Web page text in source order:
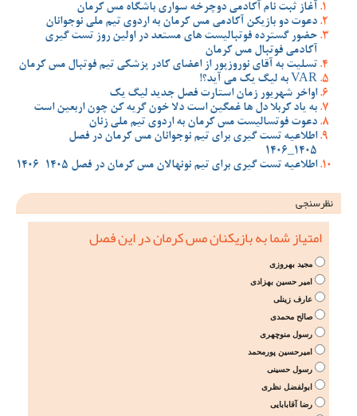
آغاز ثبت نام آکادمی دوچرخه سواری باشگاه مس کرمان
دعوت دو بازیکن آکادمی مس کرمان به اردوی تیم ملی نوجوانان
حضور گسترده فوتبالیست های مستعد در اولین روز تست گیری
آکادمی فوتبال مس کرمان
تسلیت به آقای نوروزپور از اعضای کادر پزشکی تیم فوتبال مس کرمان
VAR به لیگ یک می آید؟!
اواخر شهریور زمان استارت فصل جدید لیگ یک
به یاد کربلا دل ها غمگین است دلا خون گریه کن چون اربعین است
دعوت فوتسالیست مس کرمان به اردوی تیم ملی زنان
اطلاعیه تست گیری برای تیم نوجوانان مس کرمان در فصل
1405_1406
اطلاعیه تست گیری برای تیم نونهالان مس کرمان در فصل 1405-1406
نظرسنجی
امتیاز شما به بازیکنان مس کرمان در این فصل
مجید بهروزی
امیر حسین بهزادی
عارف زینلی
صالح محمدی
رسول منوچهری
امیرحسین پورمحمد
رسول حسینی
ابولفضل نظری
رضا آقابابایی